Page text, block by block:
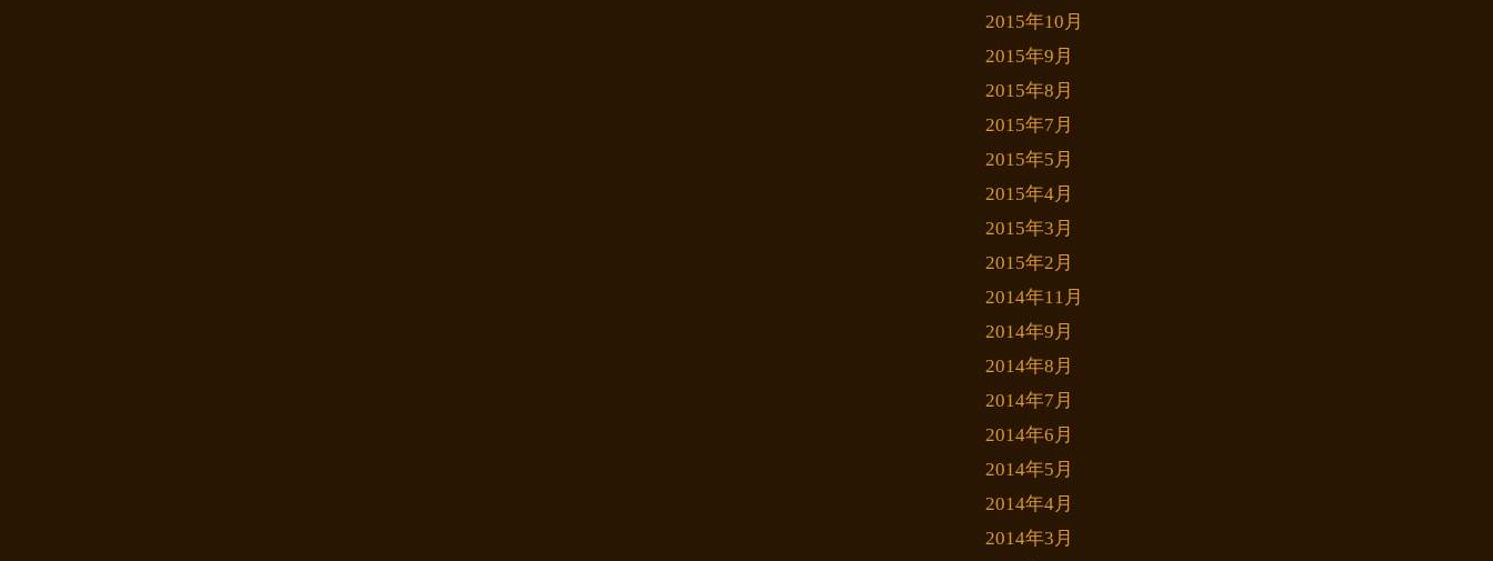
2015年10月
2015年9月
2015年8月
2015年7月
2015年5月
2015年4月
2015年3月
2015年2月
2014年11月
2014年9月
2014年8月
2014年7月
2014年6月
2014年5月
2014年4月
2014年3月